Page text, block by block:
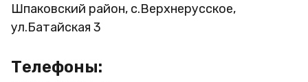
Шпаковский район, с.Верхнерусское,
ул.Батайская 3
Телефоны: